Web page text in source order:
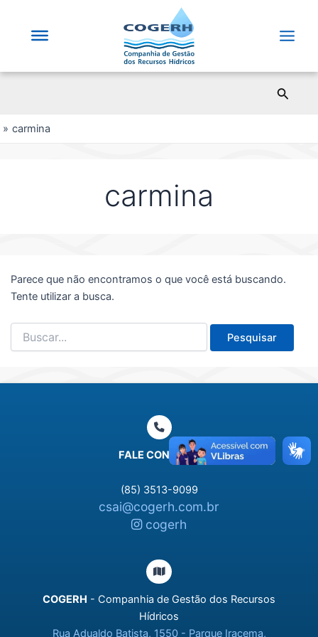
carmina
carmina
Parece que não encontramos o que você está buscando.
Tente utilizar a busca.
Pesquisar
por:
FALE CONOSCO
(85) 3513-9099
csai@cogerh.com.br
cogerh
COGERH - Companhia de Gestão dos Recursos
Hídricos
Rua Adualdo Batista, 1550 - Parque Iracema,